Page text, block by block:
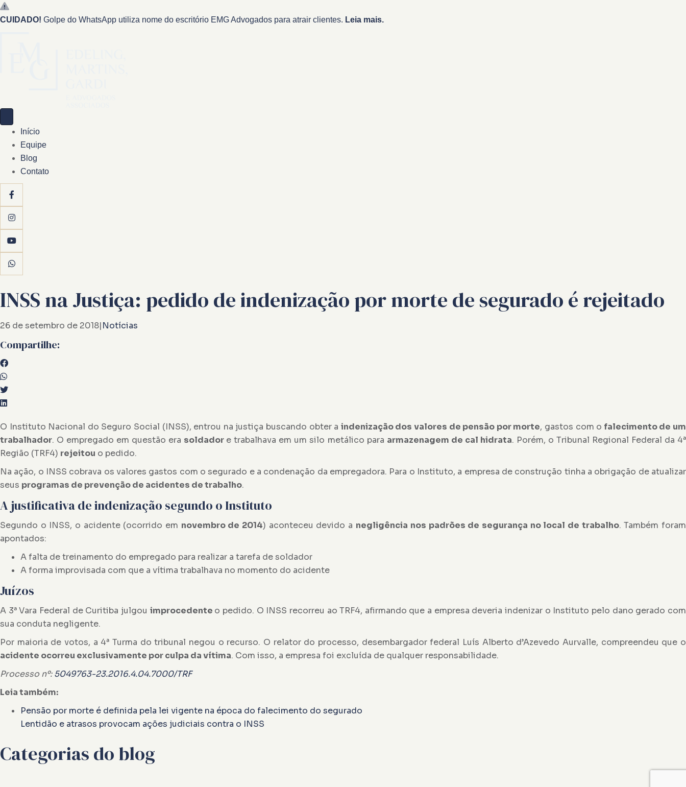
CUIDADO! Golpe do WhatsApp utiliza nome do escritório EMG Advogados para atrair clientes. Leia mais.
Início
Equipe
Blog
Contato
INSS na Justiça: pedido de indenização por morte de segurado é rejeitado
26 de setembro de 2018|Notícias
Compartilhe:
O Instituto Nacional do Seguro Social (INSS), entrou na justiça buscando obter a indenizaçãodos valores de pensão por morte, gastos com o falecimento de um
trabalhador. O empregado em questão era soldador e trabalhava em um silo metálico para armazenagem de cal hidrata. Porém, o Tribunal Regional Federal da 4ª
Região (TRF4) rejeitou o pedido.
Na ação, o INSS cobrava os valores gastos com o segurado e a condenação da empregadora. Para o Instituto, a empresa de construção tinha a obrigação de atualizar
seus programas de prevenção de acidentes de trabalho.
A justificativa de indenização segundo o Instituto
Segundo o INSS, o acidente (ocorrido em novembro de 2014) aconteceu devido a negligência nos padrões de segurança no local de trabalho. Também foram
apontados:
A falta de treinamento do empregado para realizar a tarefa de soldador
A forma improvisada com que a vítima trabalhava no momento do acidente
Juízos
A 3ª Vara Federal de Curitiba julgou improcedente o pedido. O INSS recorreu ao TRF4, afirmando que a empresa deveria indenizar o Instituto pelo dano gerado com
sua conduta negligente.
Por maioria de votos, a 4ª Turma do tribunal negou o recurso. O relator do processo, desembargador federal Luís Alberto d’Azevedo Aurvalle, compreendeu que o
acidente ocorreu exclusivamente por culpa da vítima. Com isso, a empresa foi excluída de qualquer responsabilidade.
Processo nº:5049763-23.2016.4.04.7000/TRF
Leia também:
Pensão por morte é definida pela lei vigente na época do falecimento do segurado
Lentidão e atrasos provocam ações judiciais contra o INSS
Categorias do blog